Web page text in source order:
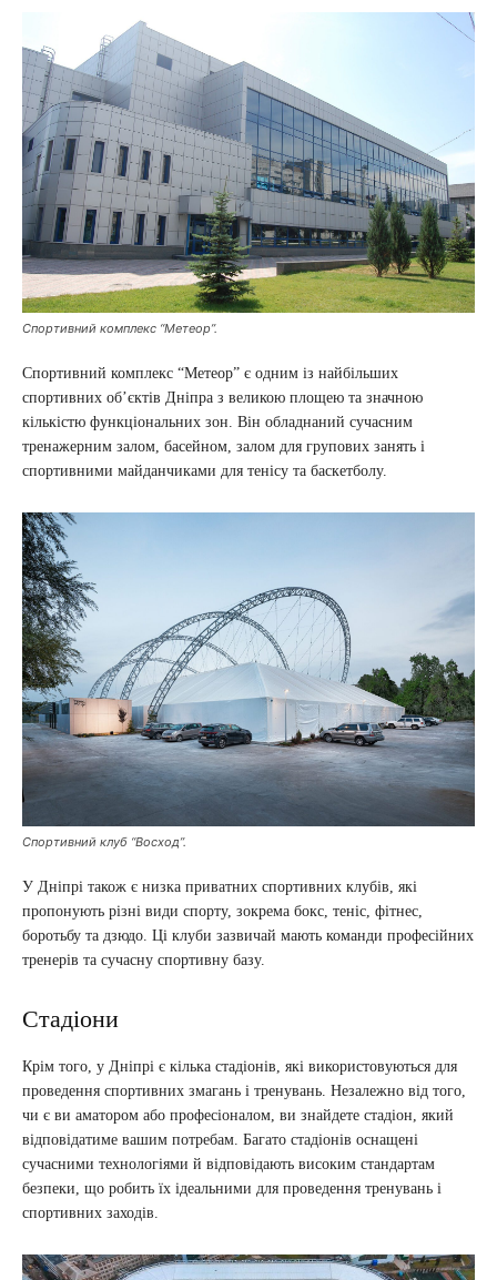
Спортивний комплекс “Метеор”.
Спортивний комплекс “Метеор” є одним із найбільших
спортивних об’єктів Дніпра з великою площею та значною
кількістю функціональних зон. Він обладнаний сучасним
тренажерним залом, басейном, залом для групових занять і
спортивними майданчиками для тенісу та баскетболу.
Спортивний клуб “Восход”.
У Дніпрі також є низка приватних спортивних клубів, які
пропонують різні види спорту, зокрема бокс, теніс, фітнес,
боротьбу та дзюдо. Ці клуби зазвичай мають команди професійних
тренерів та сучасну спортивну базу.
Стадіони
Крім того, у Дніпрі є кілька стадіонів, які використовуються для
проведення спортивних змагань і тренувань. Незалежно від того,
чи є ви аматором або професіоналом, ви знайдете стадіон, який
відповідатиме вашим потребам. Багато стадіонів оснащені
сучасними технологіями й відповідають високим стандартам
безпеки, що робить їх ідеальними для проведення тренувань і
спортивних заходів.